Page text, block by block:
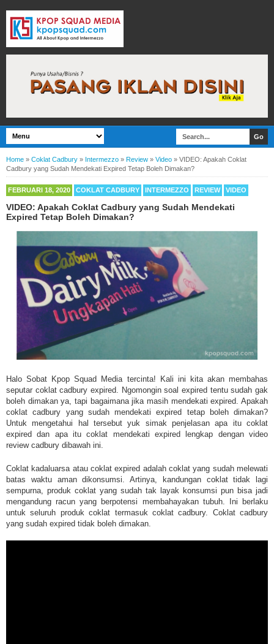
Home » Coklat Cadbury » Intermezzo » Review » Video » VIDEO: Apakah Coklat
Cadbury yang Sudah Mendekati Expired Tetap Boleh Dimakan?
FEBRUARI 18, 2020 COKLAT CADBURY INTERMEZZO REVIEW VIDEO
VIDEO: Apakah Coklat Cadbury yang Sudah Mendekati
Expired Tetap Boleh Dimakan?
Halo Sobat Kpop Squad Media tercinta! Kali ini kita akan membahas
seputar coklat cadbury expired. Ngomongin soal expired tentu sudah gak
boleh dimakan ya, tapi bagaimana jika masih mendekati expired. Apakah
coklat cadbury yang sudah mendekati expired tetap boleh dimakan?
Untuk mengetahui hal tersebut yuk simak penjelasan apa itu coklat
expired dan apa itu coklat mendekati expired lengkap dengan video
review cadbury dibawah ini.
Coklat kadaluarsa atau coklat expired adalah coklat yang sudah melewati
batas waktu aman dikonsumsi. Artinya, kandungan coklat tidak lagi
sempurna, produk coklat yang sudah tak layak konsumsi pun bisa jadi
mengandung racun yang berpotensi membahayakan tubuh. Ini berlaku
untuk seluruh produk coklat termasuk coklat cadbury. Coklat cadbury
yang sudah expired tidak boleh dimakan.